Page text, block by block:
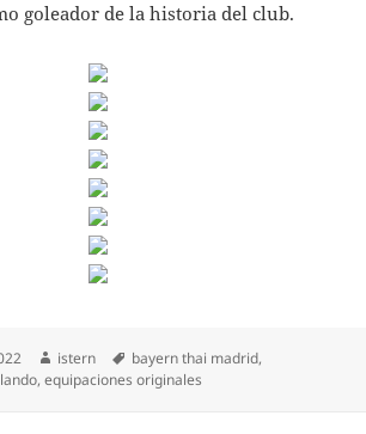
goleador de la historia del club.
Autor
istern Etiquetas
bayern thai madrid,
,equipaciones originales